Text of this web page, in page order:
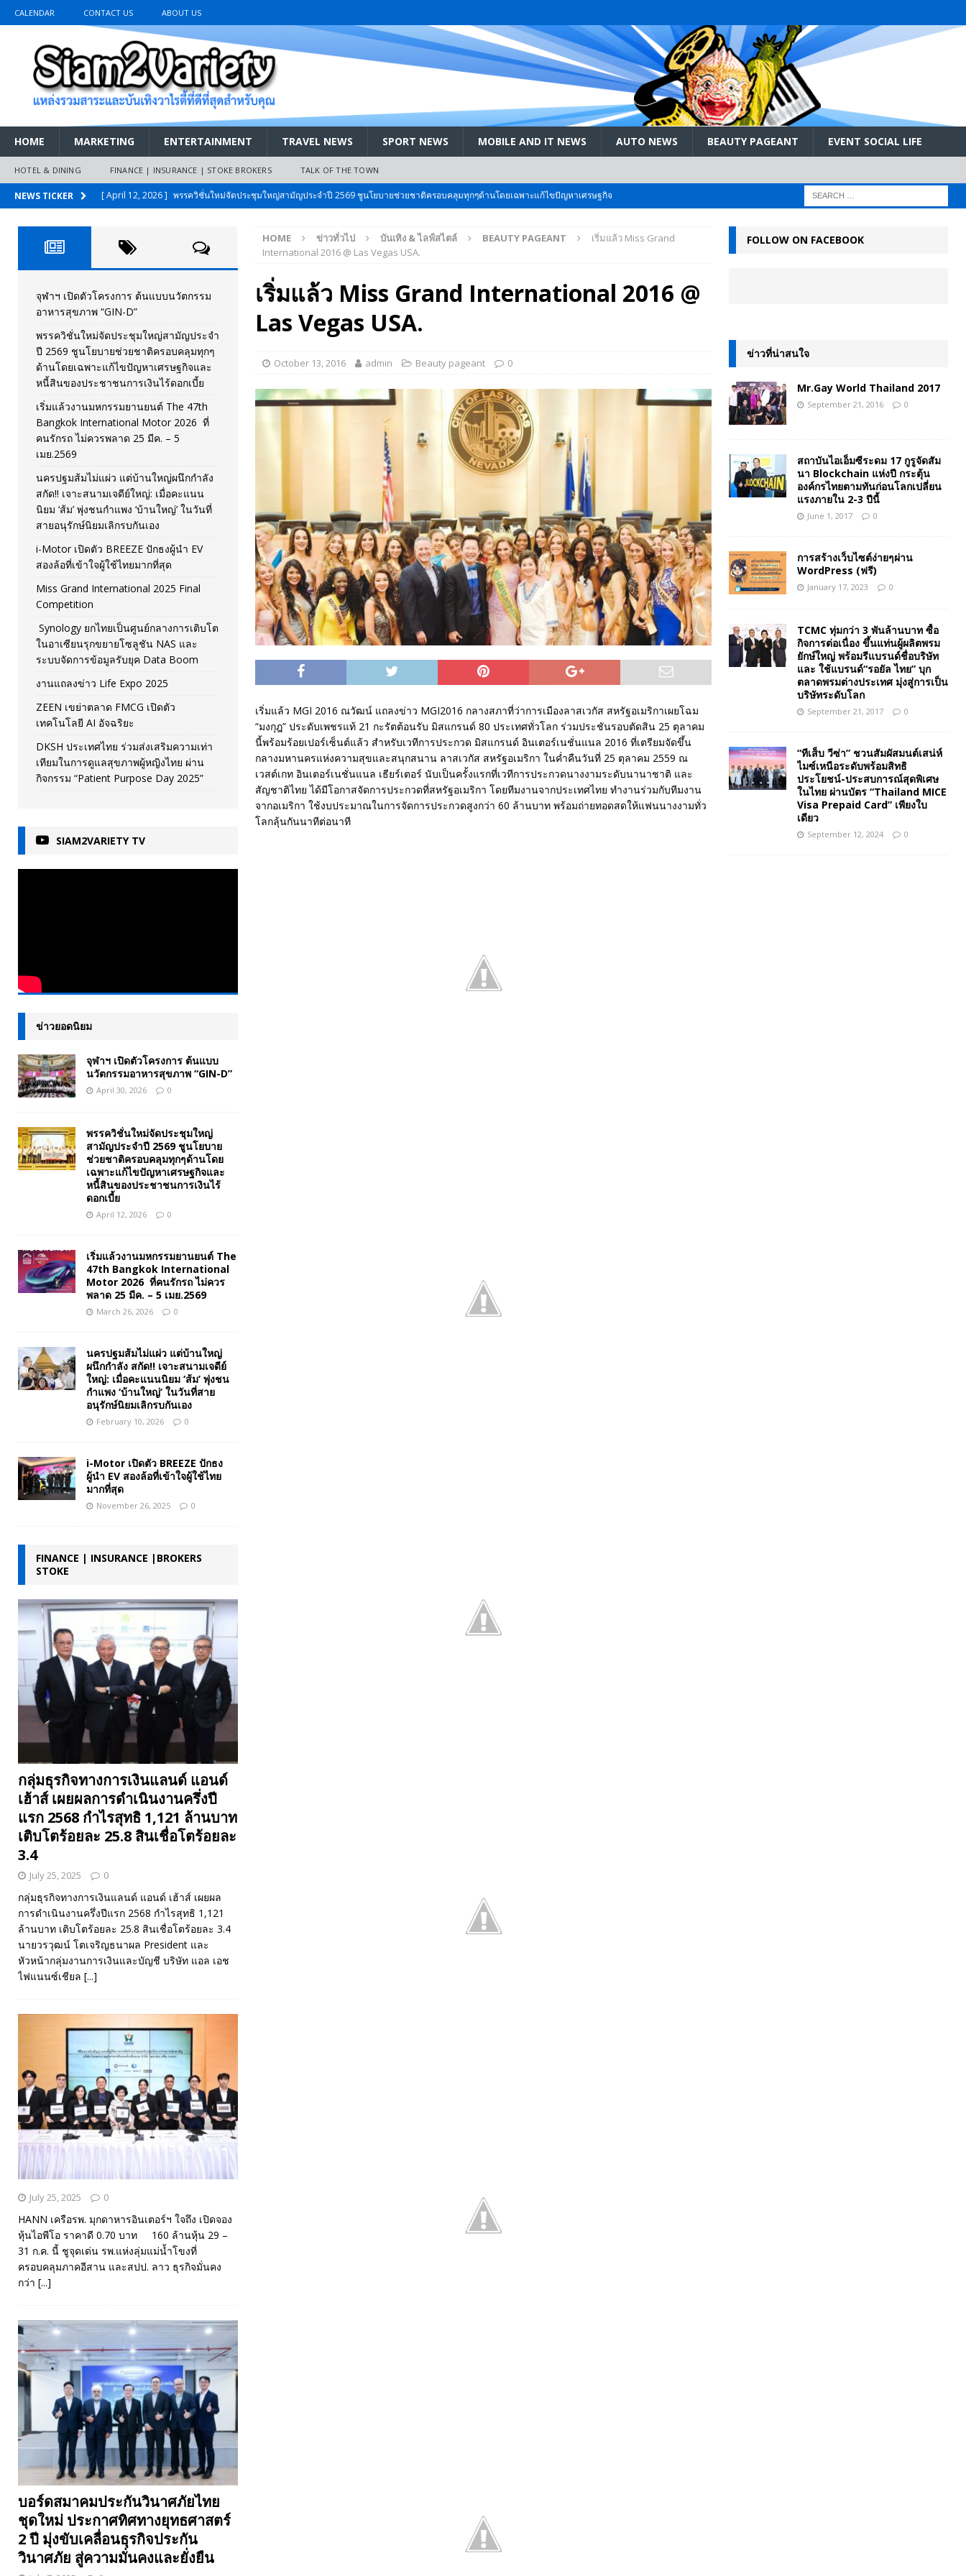
CALENDAR CONTACT US ABOUT US
HOME MARKETING ENTERTAINMENT TRAVEL NEWS SPORT NEWS MOBILE AND IT NEWS AUTO NEWS BEAUTY PAGEANT EVENT SOCIAL LIFE
HOTEL & DINING FINANCE | INSURANCE | STOKE BROKERS TALK OF THE TOWN
NEWS TICKER [ April 12, 2026 ] พรรควิชั่นใหม่จัดประชุมใหญ่สามัญประจำปี 2569 ชูนโยบายช่วยชาติครอบคลุมทุกๆด้านโดยเฉพาะแก้ไขปัญหาเศรษฐกิจ
[ March 26, 2026 ]
เริ่มแล้วงานมหกรรมยานยนต์ The 47th Bangkok International Motor 2026 ที่คนรักรถ ไม่ควรพลาด 25 มีค. – 5
เมย.2569
AUTO NEWS
[ February 10, 2026 ] นครปฐมส้มไม่แผ่ว แต่บ้านใหญ่ผนึกกำลัง สกัด!! เจาะสนามเจดีย์ใหญ่: เมื่อคะแนนนิยม ‘ส้ม’ พุ่งชนกำแพง ‘บ้านใหญ่’ ใน
วันที่สายอนุรักษ์นิยมเลิกรบกันเอง
PR NEWS
[ November 26, 2025 ] i-Motor เปิดตัว BREEZE ปักธงผู้นำ EV สองล้อที่เข้าใจผู้ใช้ไทยมากที่สุด
[ April 30, 2026 ] จุฬาฯ เปิดตัวโครงการ ต้นแบบนวัตกรรมอาหารสุขภาพ “GIN-D” EVENT SOCIAL LIFE
HOME ข่าวทั่วไป บันเทิง & ไลฟ์สไตล์ BEAUTY PAGEANT
เริ่มแล้ว Miss Grand
International 2016 @ Las Vegas USA.
เริ่มแล้ว Miss Grand International 2016 @
Las Vegas USA.
October 13, 2016 admin Beauty pageant 0
เริ่มแล้ว MGI 2016 ณวัฒน์ แถลงข่าว MGI2016 กลางสภาที่ว่าการเมืองลาสเวกัส สหรัฐอเมริกาเผยโฉม
“มงกุฎ” ประดับเพชรแท้ 21 กะรัตต้อนรับ มิสแกรนด์ 80 ประเทศทั่วโลก ร่วมประชันรอบตัดสิน 25 ตุลาคม
นี้พร้อมร้อยเปอร์เซ็นต์แล้ว สำหรับเวทีการประกวด มิสแกรนด์ อินเตอร์เนชั่นแนล 2016 ที่เตรียมจัดขึ้น
กลางมหานครแห่งความสุขและสนุกสนาน ลาสเวกัส สหรัฐอเมริกา ในค่ำคืนวันที่ 25 ตุลาคม 2559 ณ
เวสต์เกท อินเตอร์เนชั่นแนล เธียร์เตอร์ นับเป็นครั้งแรกที่เวทีการประกวดนางงามระดับนานาชาติ และ
สัญชาติไทย ได้มีโอกาสจัดการประกวดที่สหรัฐอเมริกา โดยทีมงานจากประเทศไทย ทำงานร่วมกับทีมงาน
จากอเมริกา ใช้งบประมาณในการจัดการประกวดสูงกว่า 60 ล้านบาท พร้อมถ่ายทอดสดให้แฟนนางงามทั่ว
โลกลุ้นกันนาทีต่อนาที
จุฬาฯ เปิดตัวโครงการ ต้นแบบนวัตกรรม
อาหารสุขภาพ “GIN-D”
พรรควิชั่นใหม่จัดประชุมใหญ่สามัญประจำ
ปี 2569 ชูนโยบายช่วยชาติครอบคลุมทุกๆ
ด้านโดยเฉพาะแก้ไขปัญหาเศรษฐกิจและ
หนี้สินของประชาชนการเงินไร้ดอกเบี้ย
เริ่มแล้วงานมหกรรมยานยนต์ The 47th
Bangkok International Motor 2026 ที่
คนรักรถ ไม่ควรพลาด 25 มีค. – 5
เมย.2569
นครปฐมส้มไม่แผ่ว แต่บ้านใหญ่ผนึกกำลัง
สกัด!! เจาะสนามเจดีย์ใหญ่: เมื่อคะแนน
นิยม ‘ส้ม’ พุ่งชนกำแพง ‘บ้านใหญ่’ ในวันที่
สายอนุรักษ์นิยมเลิกรบกันเอง
i-Motor เปิดตัว BREEZE ปักธงผู้นำ EV
สองล้อที่เข้าใจผู้ใช้ไทยมากที่สุด
Miss Grand International 2025 Final
Competition
Synology ยกไทยเป็นศูนย์กลางการเติบโต
ในอาเซียนรุกขยายโซลูชัน NAS และ
ระบบจัดการข้อมูลรับยุค Data Boom
งานแถลงข่าว Life Expo 2025
ZEEN เขย่าตลาด FMCG เปิดตัว
เทคโนโลยี AI อัจฉริยะ
DKSH ประเทศไทย ร่วมส่งเสริมความเท่า
เทียมในการดูแลสุขภาพผู้หญิงไทย ผ่าน
กิจกรรม “Patient Purpose Day 2025”
SIAM2VARIETY TV
ข่าวยอดนิยม
จุฬาฯ เปิดตัวโครงการ ต้นแบบ
นวัตกรรมอาหารสุขภาพ “GIN-D”
April 30, 2026 0
พรรควิชั่นใหม่จัดประชุมใหญ่
สามัญประจำปี 2569 ชูนโยบาย
ช่วยชาติครอบคลุมทุกๆด้านโดย
เฉพาะแก้ไขปัญหาเศรษฐกิจและ
หนี้สินของประชาชนการเงินไร้
ดอกเบี้ย
April 12, 2026 0
เริ่มแล้วงานมหกรรมยานยนต์ The
47th Bangkok International
Motor 2026 ที่คนรักรถ ไม่ควร
พลาด 25 มีค. – 5 เมย.2569
March 26, 2026 0
นครปฐมส้มไม่แผ่ว แต่บ้านใหญ่
ผนึกกำลัง สกัด!! เจาะสนามเจดีย์
ใหญ่: เมื่อคะแนนนิยม ‘ส้ม’ พุ่งชน
กำแพง ‘บ้านใหญ่’ ในวันที่สาย
อนุรักษ์นิยมเลิกรบกันเอง
February 10, 2026 0
i-Motor เปิดตัว BREEZE ปักธง
ผู้นำ EV สองล้อที่เข้าใจผู้ใช้ไทย
มากที่สุด
November 26, 2025 0
FINANCE | INSURANCE |BROKERS
STOKE
กลุ่มธุรกิจทางการเงินแลนด์ แอนด์
เฮ้าส์ เผยผลการดำเนินงานครึ่งปี
แรก 2568 กำไรสุทธิ 1,121 ล้านบาท
เติบโตร้อยละ 25.8 สินเชื่อโตร้อยละ
3.4
July 25, 2025 0
กลุ่มธุรกิจทางการเงินแลนด์ แอนด์ เฮ้าส์ เผยผล
การดำเนินงานครึ่งปีแรก 2568 กำไรสุทธิ 1,121
ล้านบาท เติบโตร้อยละ 25.8 สินเชื่อโตร้อยละ 3.4
นายวรวุฒน์ โตเจริญธนาผล President และ
หัวหน้ากลุ่มงานการเงินและบัญชี บริษัท แอล เอช
ไฟแนนซ์เชียล [...]
July 25, 2025 0
HANN เครือรพ. มุกดาหารอินเตอร์ฯ ใจถึง เปิดจอง
หุ้นไอพีโอ ราคาดี 0.70 บาท 160 ล้านหุ้น 29 –
31 ก.ค. นี้ ชูจุดเด่น รพ.แห่งลุ่มแม่น้ำโขงที่
ครอบคลุมภาคอีสาน และสปป. ลาว ธุรกิจมั่นคง
กว่า [...]
บอร์ดสมาคมประกันวินาศภัยไทย
ชุดใหม่ ประกาศทิศทางยุทธศาสตร์
2 ปี มุ่งขับเคลื่อนธุรกิจประกัน
วินาศภัย สู่ความมั่นคงและยั่งยืน
FOLLOW ON FACEBOOK
ข่าวที่น่าสนใจ
Mr.Gay World Thailand 2017
September 21, 2016 0
สถาบันไอเอ็มซีระดม 17 กูรูจัดสัม
นา Blockchain แห่งปี กระตุ้น
องค์กรไทยตามทันก่อนโลกเปลี่ยน
แรงภายใน 2-3 ปีนี้
June 1, 2017 0
การสร้างเว็บไซต์ง่ายๆผ่าน
WordPress (ฟรี)
January 17, 2023 0
TCMC ทุ่มกว่า 3 พันล้านบาท ซื้อ
กิจการต่อเนื่อง ขึ้นแท่นผู้ผลิตพรม
ยักษ์ใหญ่ พร้อมรีแบรนด์ชื่อบริษัท
และ ใช้แบรนด์“รอยัล ไทย” บุก
ตลาดพรมต่างประเทศ มุ่งสู่การเป็น
บริษัทระดับโลก
September 21, 2017 0
“ทีเส็บ วีซ่า” ชวนสัมผัสมนต์เสน่ห์
ไมซ์เหนือระดับพร้อมสิทธิ
ประโยชน์-ประสบการณ์สุดพิเศษ
ในไทย ผ่านบัตร “Thailand MICE
Visa Prepaid Card” เพียงใบ
เดียว
September 12, 2024 0